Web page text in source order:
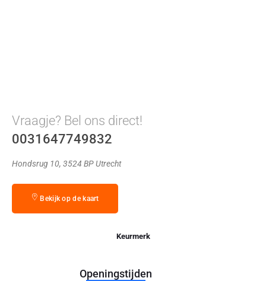
Vraagje? Bel ons direct!
0031647749832
Hondsrug 10, 3524 BP Utrecht
Bekijk op de kaart
Keurmerk
Openingstijden